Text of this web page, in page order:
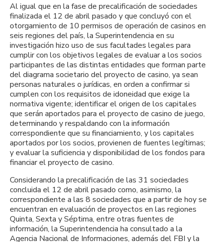
Al igual que en la fase de precalificación de sociedades
finalizada el 12 de abril pasado y que concluyó con el
otorgamiento de 10 permisos de operación de casinos en
seis regiones del país, la Superintendencia en su
investigación hizo uso de sus facultades legales para
cumplir con los objetivos legales de evaluar a los socios
participantes de las distintas entidades que forman parte
del diagrama societario del proyecto de casino, ya sean
personas naturales o jurídicas, en orden a confirmar si
cumplen con los requisitos de idoneidad que exige la
normativa vigente; identificar el origen de los capitales
que serán aportados para el proyecto de casino de juego,
determinando y respaldando con la información
correspondiente que su financiamiento, y los capitales
aportados por los socios, provienen de fuentes legítimas;
y evaluar la suficiencia y disponibilidad de los fondos para
financiar el proyecto de casino.
Considerando la precalificación de las 31 sociedades
concluida el 12 de abril pasado como, asimismo, la
correspondiente a las 8 sociedades que a partir de hoy se
encuentran en evaluación de proyectos en las regiones
Quinta, Sexta y Séptima, entre otras fuentes de
información, la Superintendencia ha consultado a la
Agencia Nacional de Informaciones, además del FBI y la